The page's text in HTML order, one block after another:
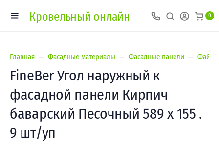
Кровельный онлайн 0
Главная Фасадные материалы Фасадные панели
FineBer Угол наружный к
фасадной панели Кирпич
баварский Песочный 589 х 155 .
9 шт/уп